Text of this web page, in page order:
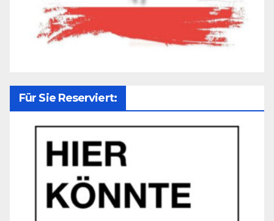
Für Sie Reserviert: